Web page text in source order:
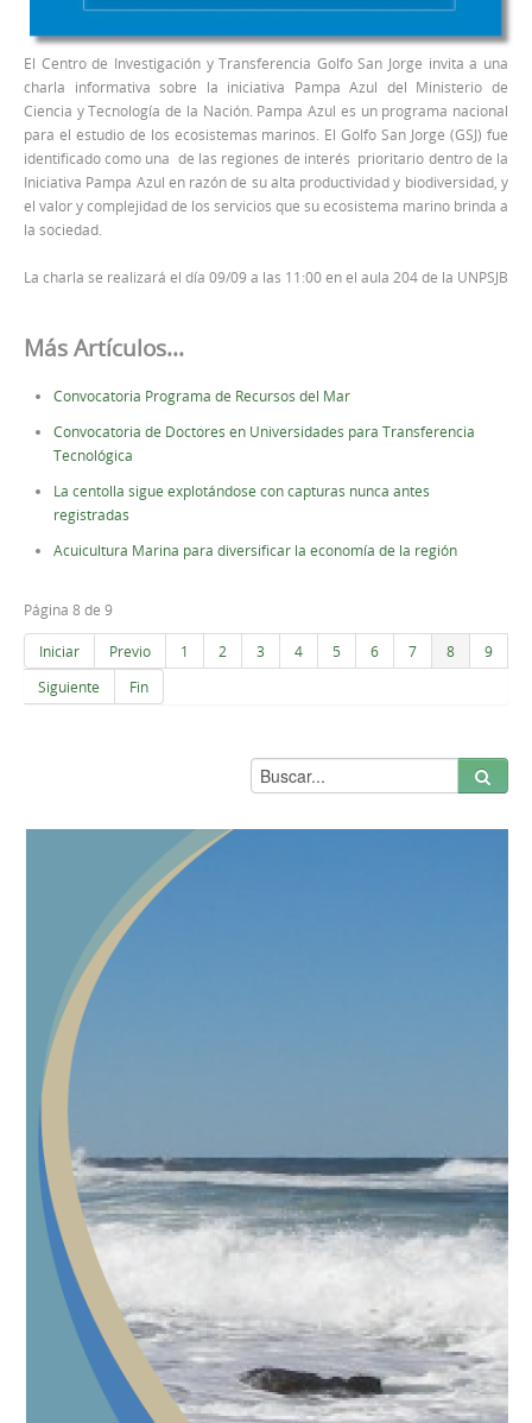
El Centro de Investigación y Transferencia Golfo San Jorge invita a una
charla informativa sobre la iniciativa Pampa Azul del Ministerio de
Ciencia y Tecnología de la Nación. Pampa Azul es un programa nacional
para el estudio de los ecosistemas marinos. El Golfo San Jorge (GSJ) fue
identificado como una de las regiones de interés prioritario dentro de la
Iniciativa Pampa Azul en razón de su alta productividad y biodiversidad, y
el valor y complejidad de los servicios que su ecosistema marino brinda a
la sociedad.
La charla se realizará el día 09/09 a las 11:00 en el aula 204 de la UNPSJB
Más Artículos...
Convocatoria Programa de Recursos del Mar
Convocatoria de Doctores en Universidades para Transferencia
Tecnológica
La centolla sigue explotándose con capturas nunca antes
registradas
Acuicultura Marina para diversificar la economía de la región
Página 8 de 9
Iniciar Previo 1 2 3 4 5 6 7 8
9
Siguiente
Fin